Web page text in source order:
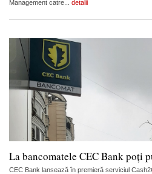
Management catre... detalii
La bancomatele CEC Bank poți
CEC Bank lansează în premieră serviciul